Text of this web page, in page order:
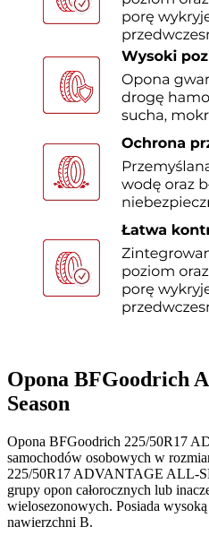
Opona BFGoodrich
Season
Opona BFGoodrich 225/50R17
samochodów osobowych w
225/50R17 ADVANTAGE ALL-
grupy opon całorocznych lub
wielosezonowych. Posiada
nawierzchni B.